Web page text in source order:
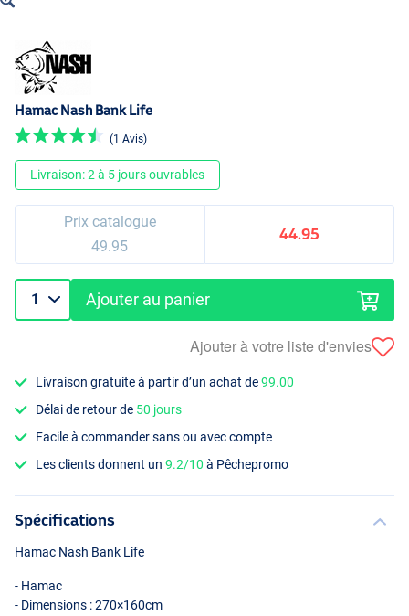
Hamac Nash Bank Life
(1 Avis)
Livraison: 2 à 5 jours ouvrables
Prix catalogue
49.95
44.95
Ajouter au panier
Ajouter à votre liste d'envies
Livraison gratuite à partir d’un achat de99.00
Délai de retour de 50 jours
Facile à commander sans ou avec compte
Les clients donnent un9.2/10 à Pêchepromo
Spécifications
Hamac Nash Bank Life
- Hamac
- Dimensions : 270×160cm